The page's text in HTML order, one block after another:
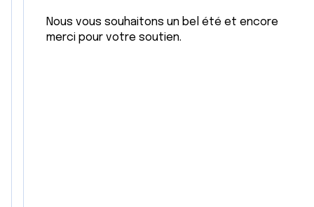
Nous vous souhaitons un bel été et encore
merci pour votre soutien.